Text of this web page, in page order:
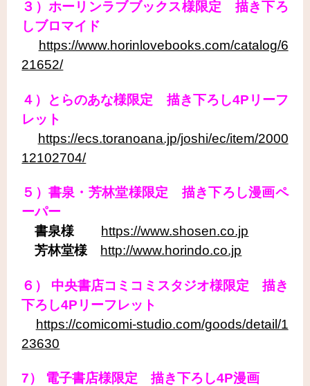
３）ホーリンラブブックス様限定 描き下ろ
しブロマイド
https://www.horinlovebooks.com/catalog/6
21652/
４）とらのあな様限定 描き下ろし4Pリーフ
レット
https://ecs.toranoana.jp/joshi/ec/item/2000
12102704/
５）書泉・芳林堂様限定 描き下ろし漫画ペ
ーパー
書泉様
https://www.shosen.co.jp
芳林堂様
http://www.horindo.co.jp
６） 中央書店コミコミスタジオ様限定 描き
下ろし4Pリーフレット
https://comicomi-studio.com/goods/detail/1
23630
7） 電子書店様限定 描き下ろし4P漫画